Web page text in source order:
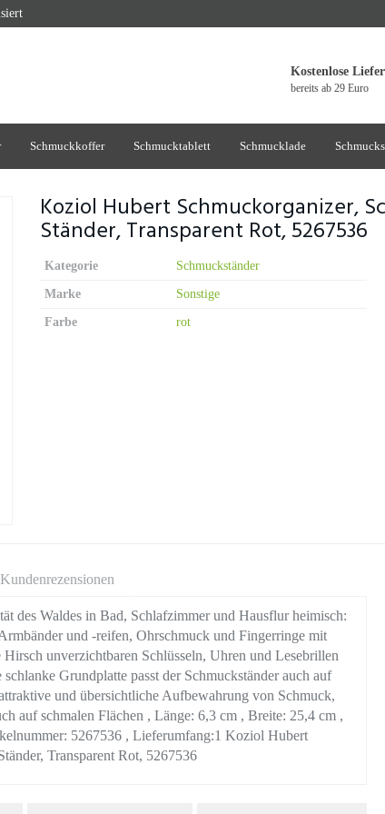
Kostenlose
bereits ab 29 Euro
Schmuckkoffer Schmucktablett Schmucklade
Koziol Hubert Schmuckorganizer,
Ständer, Transparent Rot, 5267536
Kategorie Schmuckständer
Marke Sonstige
Farbe rot
Kundenrezensionen
des Waldes in Bad, Schlafzimmer und Hausflur heimisch:
und -reifen, Ohrschmuck und Fingerringe mit
unverzichtbaren Schlüsseln, Uhren und Lesebrillen
Grundplatte passt der Schmuckständer auch auf
und übersichtliche Aufbewahrung von Schmuck,
auf schmalen Flächen , Länge: 6,3 cm , Breite: 25,4 cm ,
5267536 , Lieferumfang:1 Koziol Hubert
Transparent Rot, 5267536